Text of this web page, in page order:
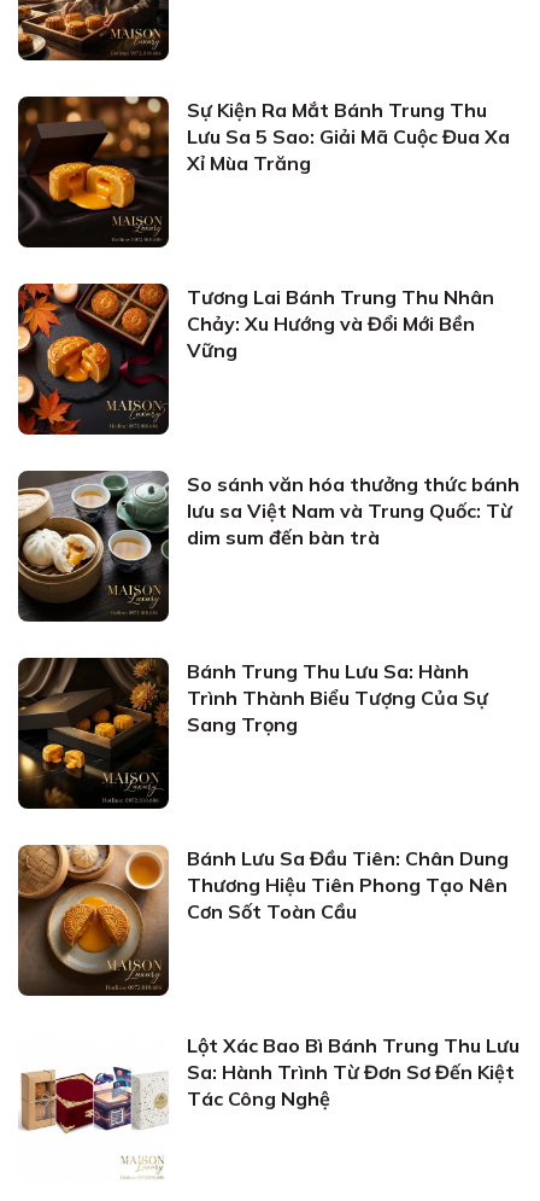
Sự Kiện Ra Mắt Bánh Trung Thu
Lưu Sa 5 Sao: Giải Mã Cuộc Đua Xa
Xỉ Mùa Trăng
Tương Lai Bánh Trung Thu Nhân
Chảy: Xu Hướng và Đổi Mới Bền
Vững
So sánh văn hóa thưởng thức bánh
lưu sa Việt Nam và Trung Quốc: Từ
dim sum đến bàn trà
Bánh Trung Thu Lưu Sa: Hành
Trình Thành Biểu Tượng Của Sự
Sang Trọng
Bánh Lưu Sa Đầu Tiên: Chân Dung
Thương Hiệu Tiên Phong Tạo Nên
Cơn Sốt Toàn Cầu
Lột Xác Bao Bì Bánh Trung Thu Lưu
Sa: Hành Trình Từ Đơn Sơ Đến Kiệt
Tác Công Nghệ